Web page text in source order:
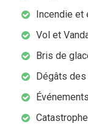
Incendie et
Vol et
Bris de
Dégâts des